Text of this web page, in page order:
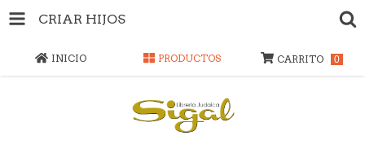
CRIAR HIJOS
INICIO PRODUCTOS CARRITO 0